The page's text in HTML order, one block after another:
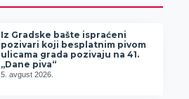
Iz Gradske bašte ispraćeni
pozivari koji besplatnim pivom
ulicama grada pozivaju na 41.
„Dane piva“
5. avgust 2026.